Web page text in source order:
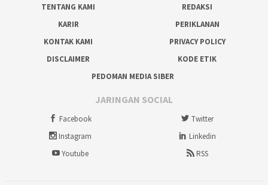
TENTANG KAMI
REDAKSI
KARIR
PERIKLANAN
KONTAK KAMI
PRIVACY POLICY
DISCLAIMER
KODE ETIK
PEDOMAN MEDIA SIBER
JARINGAN SOCIAL
Facebook
Twitter
Instagram
Linkedin
Youtube
RSS